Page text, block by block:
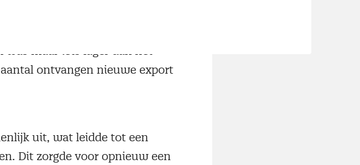
een forse stijging van het
maar iets lager dan het
ontvangen nieuwe export
uit, wat leidde tot een
Dit zorgde voor opnieuw een